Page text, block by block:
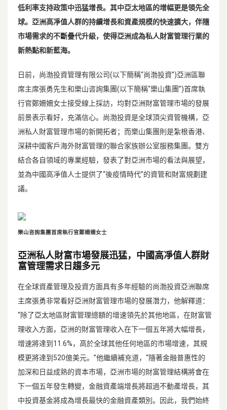
低利率支持政策中迅猛增長。其中亞太地區的增幅更是領先全
球。亞洲高凈值人群的持續增長和資產規模的快速擴大，伴隨
市場需求的不斷疊代升級，使得亞洲成為私人財富管理行業的
新熱點和新藍海。
日前，尚渤投資管理有限公司(以下簡稱“尚渤投資”)亞洲區聯
席主席張勇先生和樂山咨詢集團(以下簡稱“樂山集團”)首席執
行官鄭姍姍女士接受線上採訪，均對亞洲財富管理市場的發展
前景表示看好，充滿信心。尚渤投資是全球頂尖資管機構，亞
洲私人財富管理市場的新開拓者；而樂山集團則是紮根香港、
深耕中國客戶海外財富管理的聯合家族辦公室服務集團。雙方
結合各自領域的專業經驗，發表了對亞洲市場的看法與展望，
並為中國高凈值人士提供了“後疫情時代”的資管和財富規劃建
議。
樂山咨詢集團首席執行官鄭姍姍女士
亞洲私人財富市場發展迅猛，中國高凈值人群財
富管理需求日趨多元
在全球資產管理及投資方面具有多年經驗的尚渤投資亞洲聯席
主席張勇非常看好亞洲財富管理市場的發展潛力，他解釋道：
“除了亞太地區財富管理總額的增速領先於其他地區，在財富管
理收入方面，亞洲的財富管理收入在下一個五年將大幅增長，
增速將達到11.6%，高於全球其他任何地區的市場增速，其規
模更將達到520億美元。”他繼續補充道，“隨著金融普惠性的
加深和日益成熟的資本市場，亞洲市場的財富管理結構將會在
下一個五年發生轉變，金融資產端增長將超過不動產增長，其
中投資基金將成為增長最快的金融資產類別。因此，我們始終